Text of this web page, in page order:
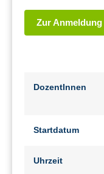
Zur Anmeldung
DozentInnen
Startdatum
Uhrzeit